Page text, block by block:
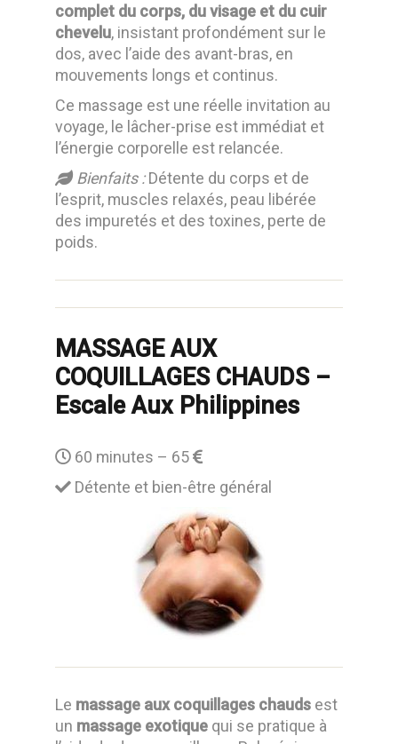
complet du corps, du visage et du cuir
chevelu, insistant profondément sur le
dos, avec l’aide des avant-bras, en
mouvements longs et continus.
Ce massage est une réelle invitation au
voyage, le lâcher-prise est immédiat et
l’énergie corporelle est relancée.
Bienfaits :Détente du corps et de
l’esprit, muscles relaxés, peau libérée
des impuretés et des toxines, perte de
poids.
MASSAGE AUX
COQUILLAGES CHAUDS –
Escale Aux Philippines
60 minutes – 65
Détente et bien-être général
Le massage aux coquillages chauds est
un massage exotique qui se pratique à